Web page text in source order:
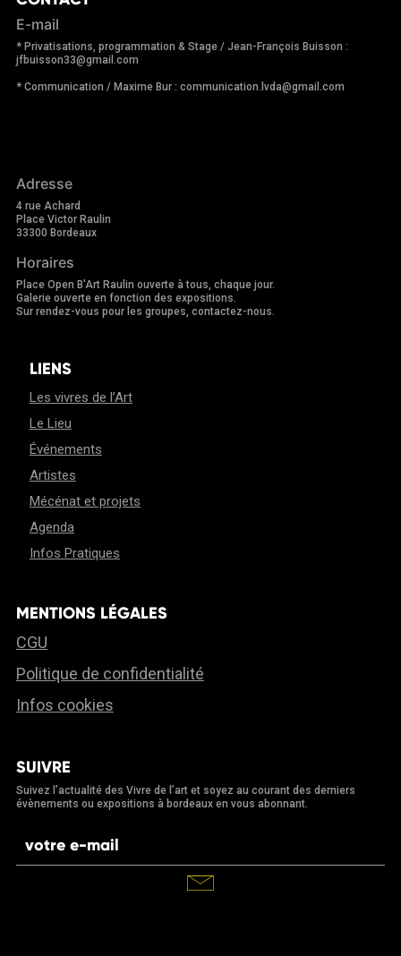
E-mail
* Privatisations, programmation & Stage / Jean-François Buisson :
jfbuisson33@gmail.com
* Communication / Maxime Bur : communication.lvda@gmail.com
Adresse
4 rue Achard
Place Victor Raulin
33300 Bordeaux
Horaires
Place Open B'Art Raulin ouverte à tous, chaque jour.
Galerie ouverte en fonction des expositions.
Sur rendez-vous pour les groupes, contactez-nous.
LIENS
Les vivres de l’Art
Le Lieu
Événements
Artistes
Mécénat et projets
Agenda
Infos Pratiques
MENTIONS LÉGALES
CGU
Politique de confidentialité
Infos cookies
SUIVRE
Suivez l’actualité des Vivre de l’art et soyez au courant des derniers
évènements ou expositions à bordeaux en vous abonnant.